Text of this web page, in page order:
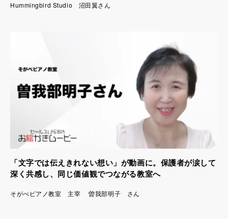
Hummingbird Studio 沼田翼さん
「文字では伝えきれない想い」が動画に。保護者が涙して
深く共感し、同じ価値観でつながる教室へ
そがべピアノ教室 主宰 曽我部明子 さん